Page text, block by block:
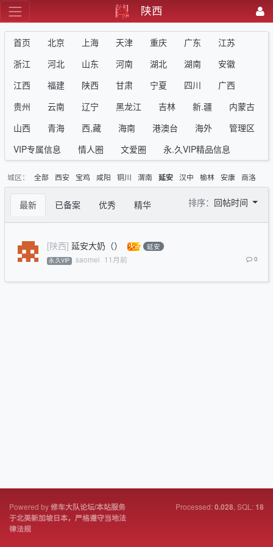
陕西
首页 北京 上海 天津 重庆 广东
江苏
浙江
河北 山东 河南 湖北 湖南
安徽
江西
福建 陕西 甘肃 宁夏 四川
广西
贵州
云南 辽宁 黑龙江 吉林 新.疆
内蒙古
山西
青海 西,藏 海南 港澳台 海外
管理区
VIP专属信息
情人圈 文爱圈 永.久VIP精品信息
城区： 全部 西安 宝鸡 咸阳 铜川 渭南 延安 汉中 榆林 安康 商洛
最新 已备案 优秀 精华 排序： 回帖时间
[陕西] 延安大奶（） 延安
永.久VIP saomei 11月前 0
Powered by修车大队论坛/本站服务
于北美新加坡日本，严格遵守当地法
律法规
Processed:0.028, SQL: 18